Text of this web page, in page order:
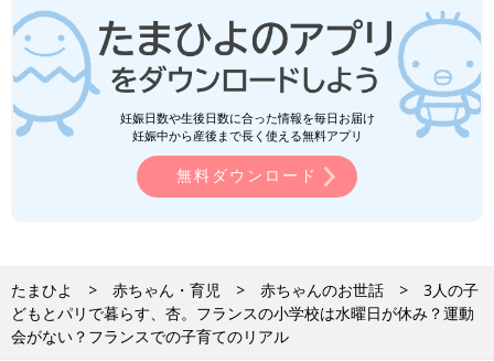
妊娠日数や生後日数に合った情報を毎日お届け
妊娠中から産後まで長く使える無料アプリ
無料ダウンロード
たまひよ 赤ちゃん・育児 赤ちゃんのお世話
3人の子
どもとパリで暮らす、杏。フランスの小学校は水曜日が休み？運動
会がない？フランスでの子育てのリアル